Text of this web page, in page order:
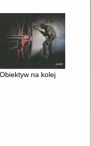
polskiej
Obiektyw na kolej